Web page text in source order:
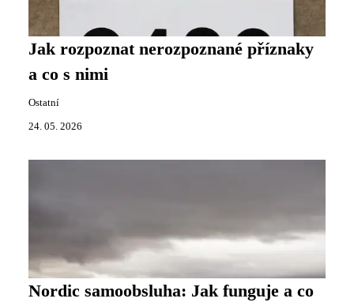
Jak rozpoznat nerozpoznané příznaky
a co s nimi
Ostatní
24. 05. 2026
Nordic samoobsluha: Jak funguje a co